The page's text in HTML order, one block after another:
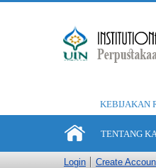
KEBIJAKAN
TENTANG
Login Create